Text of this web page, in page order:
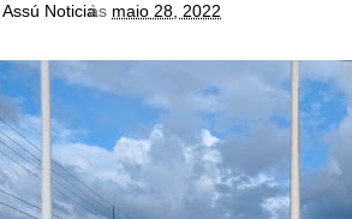
Assú Noticia
às maio 28, 2022